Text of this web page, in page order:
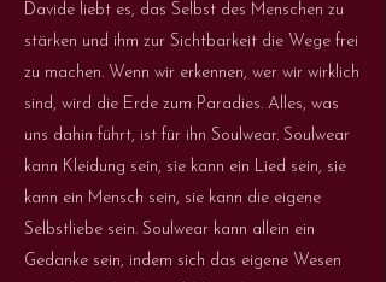
Davide liebt es, das Selbst des Menschen zu
stärken und ihm zur Sichtbarkeit die Wege frei
zu machen. Wenn wir erkennen, wer wir wirklich
sind, wird die Erde zum Paradies. Alles, was
uns dahin führt, ist für ihn Soulwear. Soulwear
kann Kleidung sein, sie kann ein Lied sein, sie
kann ein Mensch sein, sie kann die eigene
Selbstliebe sein. Soulwear kann allein ein
Gedanke sein, indem sich das eigene Wesen